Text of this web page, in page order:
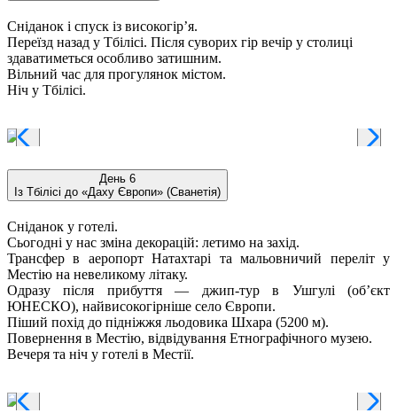
Сніданок і спуск із високогір’я.
Переїзд назад у Тбілісі. Після суворих гір вечір у столиці
здаватиметься особливо затишним.
Вільний час для прогулянок містом.
Ніч у Тбілісі.
День 6
Із Тбілісі до «Даху Європи» (Сванетія)
Сніданок у готелі.
Сьогодні у нас зміна декорацій: летимо на захід.
Трансфер в аеропорт Натахтарі та мальовничий переліт у
Местію на невеликому літаку.
Одразу після прибуття — джип-тур в Ушгулі (об’єкт
ЮНЕСКО), найвисокогірніше село Європи.
Піший похід до підніжжя льодовика Шхара (5200 м).
Повернення в Местію, відвідування Етнографічного музею.
Вечеря та ніч у готелі в Местії.